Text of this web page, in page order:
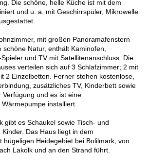
Die schöne, helle Küche ist mit dem
und u. a. mit Geschirrspüler, Mikrowelle
mit großen Panoramafenstern
schöne Natur, enthält Kaminofen,
und TV mit Satellitenanschluss. Die
verteilen sich auf 3 Schlafzimmer; 2 mit
2 Einzelbetten. Ferner stehen kostenlose,
zusätzliches TV, Kinderbett sowie
Verfügung und es ist eine
installiert.
gibt es Schaukel sowie Tisch- und
Das Haus liegt in dem
hügeligen Heidegebiet bei Bolilmark, von
Lakolk und an den Strand führt.